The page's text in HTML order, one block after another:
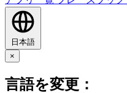
日本語
×
言語を変更：